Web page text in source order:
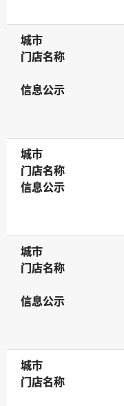
城市
城市
门店名称
门店名称
信息公示
信息公示
城市
城市
门店名称
门店名称
信息公示
信息公示
城市
城市
门店名称
门店名称
信息公示
信息公示
城市
城市
门店名称
门店名称